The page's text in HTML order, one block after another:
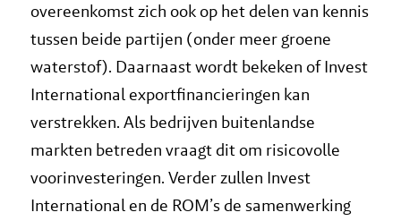
overeenkomst zich ook op het delen van kennis
tussen beide partijen (onder meer groene
waterstof). Daarnaast wordt bekeken of Invest
International exportfinancieringen kan
verstrekken. Als bedrijven buitenlandse
markten betreden vraagt dit om risicovolle
voorinvesteringen. Verder zullen Invest
International en de ROM’s de samenwerking